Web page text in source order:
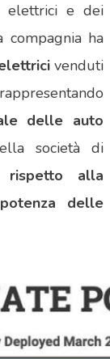
elettrici e dei
ha
venduti
delle auto
società di
alla
potenza delle